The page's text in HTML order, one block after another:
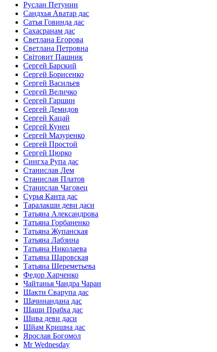
Руслан Петунин
Сандхья Аватар дас
Сатья Говинда дас
Сахасранам дас
Светлана Егорова
Светлана Петровна
Світовит Пашник
Сергей Барский
Сергей Борисенко
Сергей Васильев
Сергей Величко
Сергей Гаршин
Сергей Демидов
Сергей Кацай
Сергей Кунец
Сергей Мазуренко
Сергей Простой
Сергей Цюрко
Сингха Рупа дас
Станислав Лем
Станислав Платов
Станислав Чаговец
Сурья Канта дас
Таралакши деви даси
Татьяна Александрова
Татьяна Горбаненко
Татьяна Жупанская
Татьяна Лабзина
Татьяна Николаева
Татьяна Шаровская
Татьяна Шереметьева
Федор Харченко
Чайтанья Чандра Чаран
Шакти Сварупа дас
Шачинандана дас
Шаши Прабха дас
Шива деви даси
Шйам Кришна дас
Ярослав Богомол
Mr Wednesday